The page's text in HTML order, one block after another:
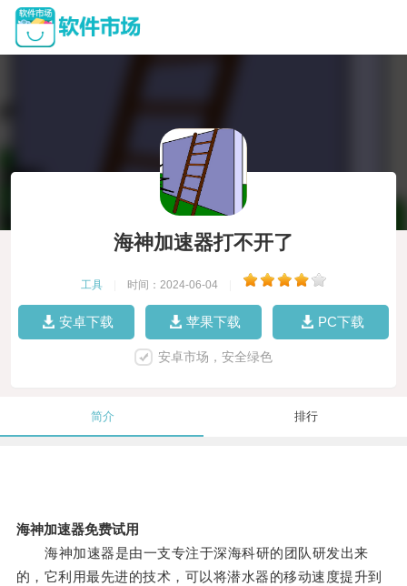
海神加速器打不开了
工具 时间：2024-06-04
安卓下载 苹果下载 PC下载
安卓市场，安全绿色
简介 排行
海神加速器免费试用
海神加速器是由一支专注于深海科研的团队研发出来
的，它利用最先进的技术，可以将潜水器的移动速度提升到